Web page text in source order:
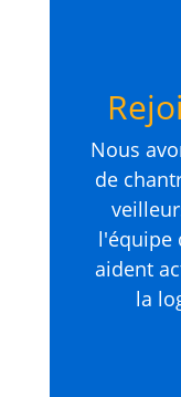
Nous
de
l'équipe
aident
la